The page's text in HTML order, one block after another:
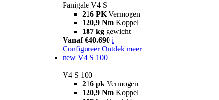
Panigale V4 S
216 PK Vermogen
120,9 Nm Koppel
187 kg gewicht
Vanaf €40.690 i
Configureer Ontdek meer
new V4 S 100
V4 S 100
216 pk Vermogen
120,9 Nm Koppel